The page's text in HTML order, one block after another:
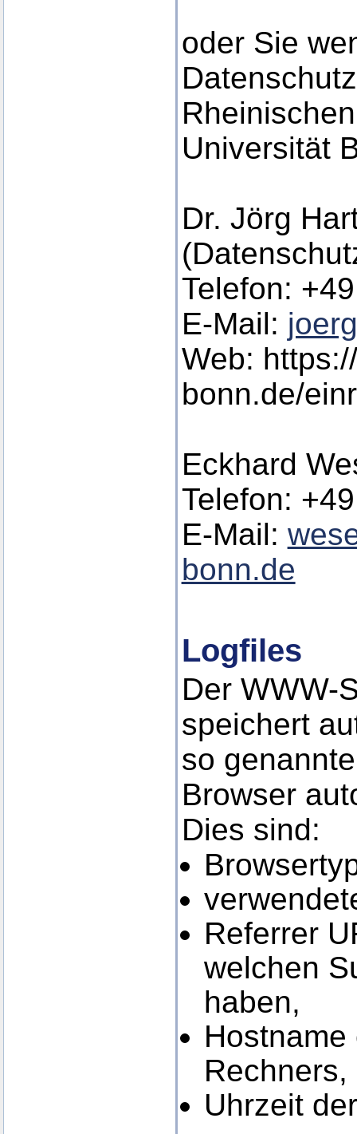
oder Sie
Universität
Dr. Jörg
Telefon:
E-Mail:
Web:
bonn.de/
Eckhard
Telefon:
E-Mail:
bonn.de
Logfiles
Der WWW-
speichert
so
Browser
Dies sind:
Referrer
welchen
haben,
Rechners,
Uhrzeit